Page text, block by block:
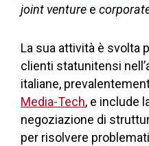
joint venture e
La sua attività è svolta
clienti statunitensi
italiane,
Media-Tech, e include
negoziazione di
per risolvere